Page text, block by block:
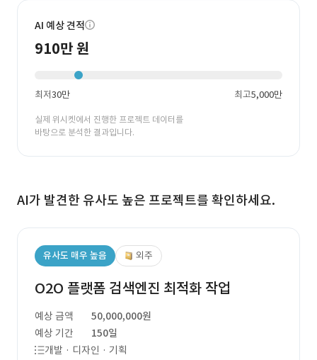
AI 예상 견적
910만 원
최저30만 최고5,000만
실제 위시켓에서 진행한 프로젝트 데이터를
바탕으로 분석한 결과입니다.
AI가 발견한 유사도 높은 프로젝트를 확인하세요.
유사도 매우 높음 외주
O2O 플랫폼 검색엔진 최적화 작업
예상 금액
50,000,000원
예상 기간
150일
개발 · 디자인 · 기획